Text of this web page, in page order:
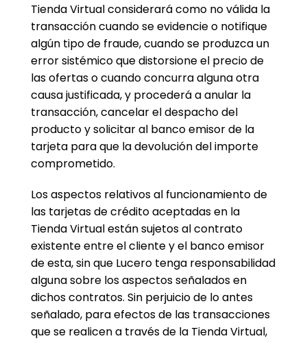
Tienda Virtual considerará como no válida la
transacción cuando se evidencie o notifique
algún tipo de fraude, cuando se produzca un
error sistémico que distorsione el precio de
las ofertas o cuando concurra alguna otra
causa justificada, y procederá a anular la
transacción, cancelar el despacho del
producto y solicitar al banco emisor de la
tarjeta para que la devolución del importe
comprometido.
Los aspectos relativos al funcionamiento de
las tarjetas de crédito aceptadas en la
Tienda Virtual están sujetos al contrato
existente entre el cliente y el banco emisor
de esta, sin que Lucero tenga responsabilidad
alguna sobre los aspectos señalados en
dichos contratos. Sin perjuicio de lo antes
señalado, para efectos de las transacciones
que se realicen a través de la Tienda Virtual,